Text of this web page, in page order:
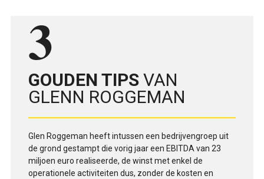
3
GOUDEN TIPS VAN
GLENN ROGGEMAN
Glen Roggeman heeft intussen een bedrijvengroep uit
de grond gestampt die vorig jaar een EBITDA van 23
miljoen euro realiseerde, de winst met enkel de
operationele activiteiten dus, zonder de kosten en